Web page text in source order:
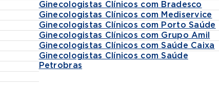
Ginecologistas Clínicos com Bradesco
Ginecologistas Clínicos com Mediservice
Ginecologistas Clínicos com Porto Saúde
Ginecologistas Clínicos com Grupo Amil
Ginecologistas Clínicos com Saúde Caixa
Ginecologistas Clínicos com Saúde
Petrobras